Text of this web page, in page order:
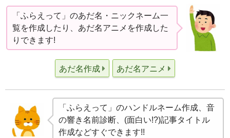
「ふらえって」のあだ名・ニックネーム一
覧を作成したり、あだ名アニメを作成した
りできます!
あだ名作成 あだ名アニメ
「ふらえって」のハンドルネーム作成、音
の響き名前診断、(面白い!?)記事タイトル
作成などすぐできます!!